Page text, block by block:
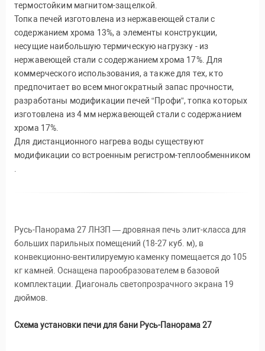
термостойким магнитом-защелкой.
Топка печей изготовлена из нержавеющей стали с
содержанием хрома 13%, а элементы конструкции,
несущие наибольшую термическую нагрузку - из
нержавеющей стали с содержанием хрома 17%. Для
коммерческого использования, а также для тех, кто
предпочитает во всем многократный запас прочности,
разработаны модификации печей “Профи”, топка которых
изготовлена из 4 мм нержавеющей стали с содержанием
хрома 17%.
Для дистанционного нагрева воды существуют
модификации со встроенным регистром-теплообменником
Русь-Панорама 27 ЛНЗП — дровяная печь элит-класса для
больших парильных помещений (18-27 куб. м), в
конвекционно-вентилируемую каменку помещается до 105
кг камней. Оснащена парообразователем в базовой
комплектации. Диагональ светопрозрачного экрана 19
дюймов.
Схема установки печи для бани Русь-Панорама 27